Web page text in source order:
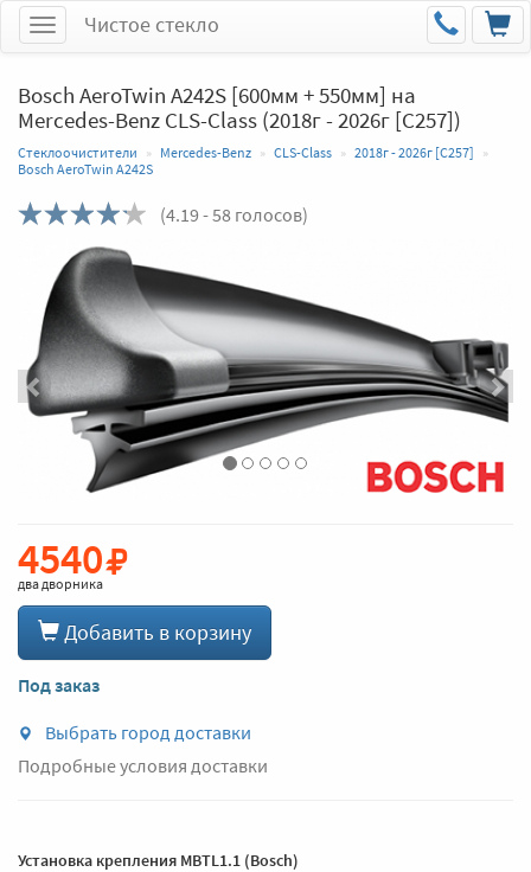
МенюЧистое стекло
Bosch AeroTwin A242S [600мм + 550мм] на
Mercedes-Benz CLS-Class (2018г - 2026г [C257])
Стеклоочистители Mercedes-Benz CLS-Class
2018г - 2026г [C257]
Bosch AeroTwin A242S
(4.19 - 58 голосов)
Назад
4540
два дворника
Добавить в корзину
Под заказ
Выбрать город доставки
Подробные условия доставки
Установка крепления MBTL1.1 (Bosch)